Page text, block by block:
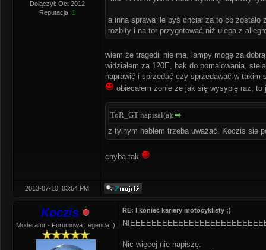
Dołączył: Oct 2012
Reputacja: 1
a inna sprawa ile byś chciał za to co
rozbity i na tor przygotować niż ulepa z
wiem że tragedii nie ma, lampy mogę za
widziałem za 120E, bak do pomalowania,
naprawić i sprzedać czy sprzedawać w
obiecałem żonie że jak się wysypię raz,
ToR_GT napisał(a):
z tylnym heblem trzeba uważać. Koczis sie
chyba tak
2013-07-10, 03:54 PM
Koczis
Moderator - Forumowa Legenda :)
RE: I koniec kariery motocyklisty ;)
Nic więcej nie napiszę.